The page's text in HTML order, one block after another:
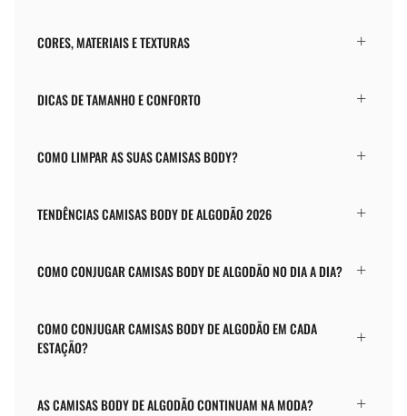
CORES, MATERIAIS E TEXTURAS
DICAS DE TAMANHO E CONFORTO
COMO LIMPAR AS SUAS CAMISAS BODY?
TENDÊNCIAS CAMISAS BODY DE ALGODÃO 2026
COMO CONJUGAR CAMISAS BODY DE ALGODÃO NO DIA A DIA?
COMO CONJUGAR CAMISAS BODY DE ALGODÃO EM CADA
ESTAÇÃO?
AS CAMISAS BODY DE ALGODÃO CONTINUAM NA MODA?